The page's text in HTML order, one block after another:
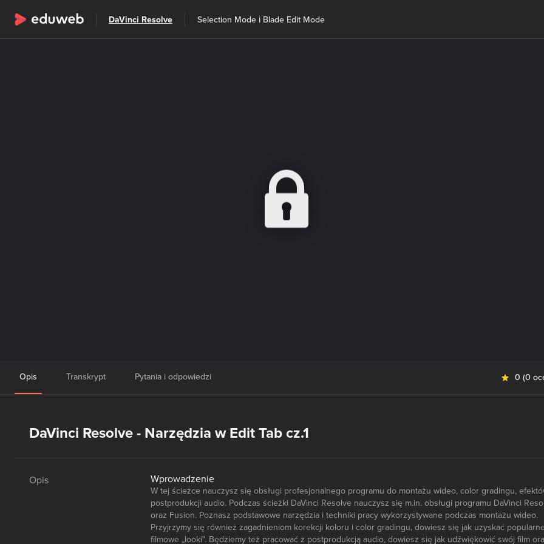
Wszystkie kategorie Szkolenia
DaVinci Resolve Selection Mode i Blade Edit Mode
Opis Transkrypt Pytania i odpowiedzi 0 (0
DaVinci Resolve - Narzędzia w Edit Tab cz.1
Opis Wprowadzenie
W tej ścieżce nauczysz się obsługi profesjonalnego programu do montażu wideo, color gradingu,
postprodukcji audio. Podczas ścieżki DaVinci Resolve nauczysz się m.in. obsługi programu DaVinci
oraz Fusion. Poznasz podstawowe narzędzia i techniki pracy wykorzystywane podczas montażu wideo.
Przyjrzymy się również zagadnieniom korekcji koloru i color gradingu, dowiesz się jak uzyskać popularne
filmowe „looki". Będziemy też pracować z postprodukcją audio, dowiesz się jak udźwiękowić swój film